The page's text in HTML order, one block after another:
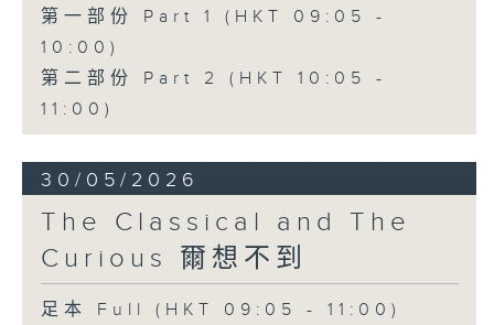
第一部份 Part 1 (HKT 09:05 -
10:00)
第二部份 Part 2 (HKT 10:05 -
11:00)
30/05/2026
The Classical and The
Curious 爾想不到
足本 Full (HKT 09:05 - 11:00)